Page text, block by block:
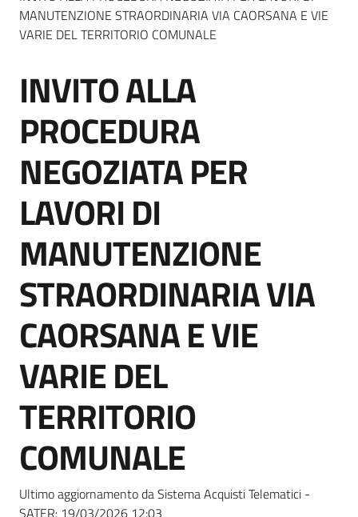
e
strumenti
acquisto
Supporto
Piattaforme
telematiche
English
Seguici
su
MANUTENZIONE STRAORDINARIA VIA CAORSANA E VIE
VARIE DEL TERRITORIO COMUNALE
Salta al contenuto
INVITO ALLA
PROCEDURA
NEGOZIATA PER
LAVORI DI
MANUTENZIONE
STRAORDINARIA VIA
CAORSANA E VIE
VARIE DEL
TERRITORIO
COMUNALE
Ultimo aggiornamento da Sistema Acquisti Telematici -
SATER: 19/03/2026 12:03